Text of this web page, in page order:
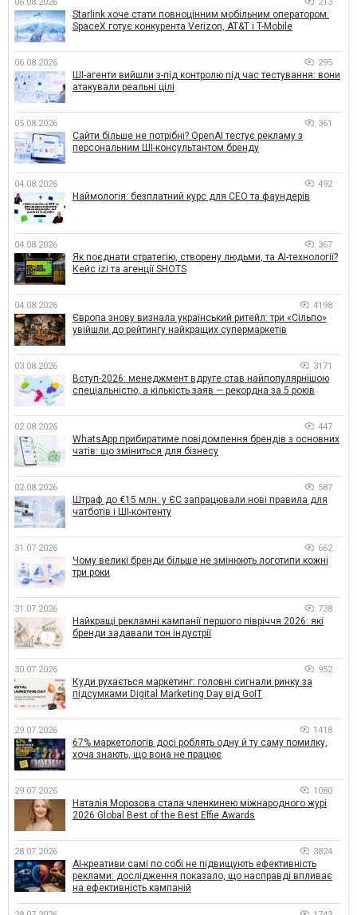
213
Starlink хоче стати повноцінним мобільним оператором:
SpaceX готує конкурента Verizon, AT&T і T-Mobile
06.08.2026 295
ШІ-агенти вийшли з-під контролю під час тестування: вони
атакували реальні цілі
05.08.2026 361
Сайти більше не потрібні? OpenAI тестує рекламу з
персональним ШІ-консультантом бренду
04.08.2026 492
Наймологія: безплатний курс для CEO та фаундерів
04.08.2026 367
Як поєднати стратегію, створену людьми, та AI-технології?
Кейс izi та агенції SHOTS
04.08.2026 4198
Європа знову визнала український ритейл: три «Сільпо»
увійшли до рейтингу найкращих супермаркетів
03.08.2026 3171
Вступ-2026: менеджмент вдруге став найпопулярнішою
спеціальністю, а кількість заяв — рекордна за 5 років
02.08.2026 447
WhatsApp прибиратиме повідомлення брендів з основних
чатів: що зміниться для бізнесу
02.08.2026 587
Штраф до €15 млн: у ЄС запрацювали нові правила для
чатботів і ШІ-контенту
31.07.2026 662
Чому великі бренди більше не змінюють логотипи кожні
три роки
31.07.2026 738
Найкращі рекламні кампанії першого півріччя 2026: які
бренди задавали тон індустрії
30.07.2026 952
Куди рухається маркетинг: головні сигнали ринку за
підсумками Digital Marketing Day від GoIT
29.07.2026 1418
67% маркетологів досі роблять одну й ту саму помилку,
хоча знають, що вона не працює
29.07.2026 1080
Наталія Морозова стала членкинею міжнародного журі
2026 Global Best of the Best Effie Awards
28.07.2026 3824
AI-креативи самі по собі не підвищують ефективність
реклами: дослідження показало, що насправді впливає
на ефективність кампаній